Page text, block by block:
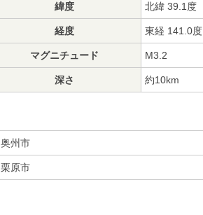
緯度 北緯 39.1度
経度 東経 141.0度
マグニチュード M3.2
深さ 約10km
奥州市
栗原市